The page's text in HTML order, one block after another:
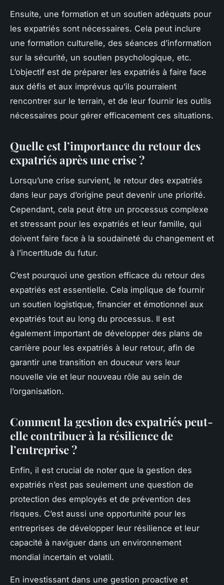
Ensuite, une formation et un soutien adéquats pour
les expatriés sont nécessaires. Cela peut inclure
une formation culturelle, des séances d’information
sur la sécurité, un soutien psychologique, etc.
L’objectif est de préparer les expatriés à faire face
aux défis et aux imprévus qu’ils pourraient
rencontrer sur le terrain, et de leur fournir les outils
nécessaires pour gérer efficacement ces situations.
Quelle est l’importance du retour des
expatriés après une crise ?
Lorsqu’une crise survient, le retour des expatriés
dans leur pays d’origine peut devenir une priorité.
Cependant, cela peut être un processus complexe
et stressant pour les expatriés et leur famille, qui
doivent faire face à la soudaineté du changement et
à l’incertitude du futur.
C’est pourquoi une gestion efficace du retour des
expatriés est essentielle. Cela implique de fournir
un soutien logistique, financier et émotionnel aux
expatriés tout au long du processus. Il est
également important de développer des plans de
carrière pour les expatriés à leur retour, afin de
garantir une transition en douceur vers leur
nouvelle vie et leur nouveau rôle au sein de
l’organisation.
Comment la gestion des expatriés peut-
elle contribuer à la résilience de
l’entreprise ?
Enfin, il est crucial de noter que la gestion des
expatriés n’est pas seulement une question de
protection des employés et de prévention des
risques. C’est aussi une opportunité pour les
entreprises de développer leur résilience et leur
capacité à naviguer dans un environnement
mondial incertain et volatil.
En investissant dans une gestion proactive et